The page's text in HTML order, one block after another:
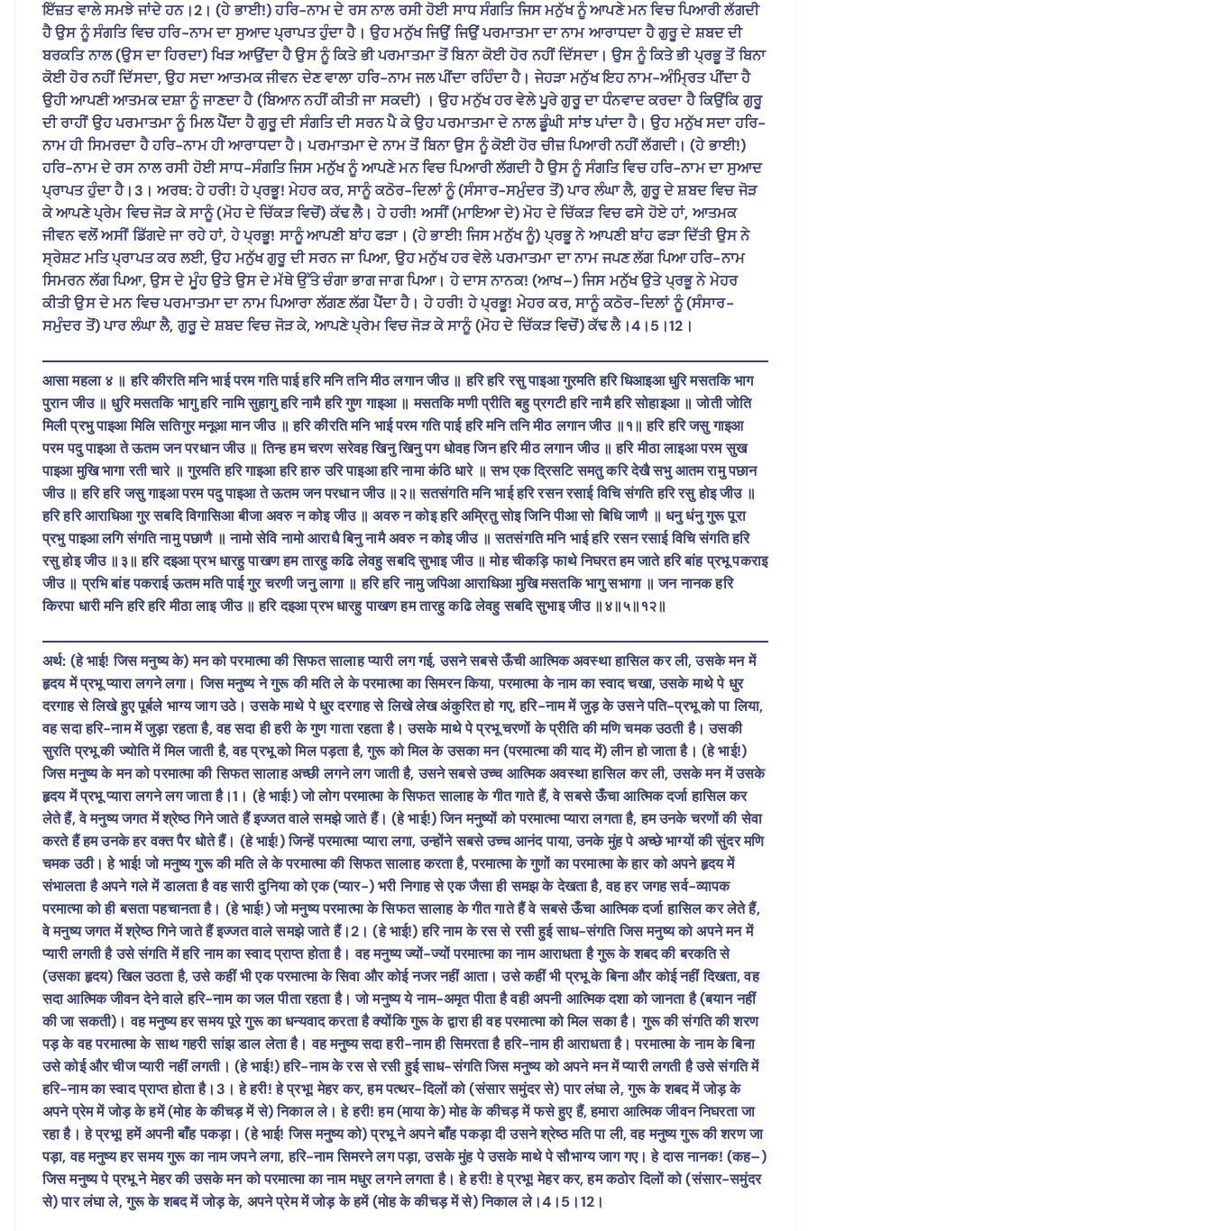
ਇੱਜ਼ਤ ਵਾਲੇ ਸਮਝੇ ਜਾਂਦੇ ਹਨ।2। (ਹੇ ਭਾਈ!) ਹਰਿ-ਨਾਮ ਦੇ ਰਸ ਨਾਲ ਰਸੀ ਹੋਈ ਸਾਧ ਸੰਗਤਿ ਜਿਸ ਮਨੁੱਖ ਨੂੰ ਆਪਣੇ ਮਨ ਵਿਚ ਪਿਆਰੀ ਲੱਗਦੀ
ਹੈ ਉਸ ਨੂੰ ਸੰਗਤਿ ਵਿਚ ਹਰਿ-ਨਾਮ ਦਾ ਸੁਆਦ ਪ੍ਰਾਪਤ ਹੁੰਦਾ ਹੈ। ਉਹ ਮਨੁੱਖ ਜਿਉਂ ਜਿਉਂ ਪਰਮਾਤਮਾ ਦਾ ਨਾਮ ਆਰਾਧਦਾ ਹੈ ਗੁਰੂ ਦੇ ਸ਼ਬਦ ਦੀ
ਬਰਕਤਿ ਨਾਲ (ਉਸ ਦਾ ਹਿਰਦਾ) ਖਿੜ ਆਉਂਦਾ ਹੈ ਉਸ ਨੂੰ ਕਿਤੇ ਭੀ ਪਰਮਾਤਮਾ ਤੋਂ ਬਿਨਾ ਕੋਈ ਹੋਰ ਨਹੀਂ ਦਿੱਸਦਾ। ਉਸ ਨੂੰ ਕਿਤੇ ਭੀ ਪ੍ਰਭੂ ਤੋਂ ਬਿਨਾ
ਕੋਈ ਹੋਰ ਨਹੀਂ ਦਿੱਸਦਾ, ਉਹ ਸਦਾ ਆਤਮਕ ਜੀਵਨ ਦੇਣ ਵਾਲਾ ਹਰਿ-ਨਾਮ ਜਲ ਪੀਂਦਾ ਰਹਿੰਦਾ ਹੈ। ਜੇਹੜਾ ਮਨੁੱਖ ਇਹ ਨਾਮ-ਅੰਮ੍ਰਿਤ ਪੀਂਦਾ ਹੈ
ਉਹੀ ਆਪਣੀ ਆਤਮਕ ਦਸ਼ਾ ਨੂੰ ਜਾਣਦਾ ਹੈ (ਬਿਆਨ ਨਹੀਂ ਕੀਤੀ ਜਾ ਸਕਦੀ) । ਉਹ ਮਨੁੱਖ ਹਰ ਵੇਲੇ ਪੂਰੇ ਗੁਰੂ ਦਾ ਧੰਨਵਾਦ ਕਰਦਾ ਹੈ ਕਿਉਂਕਿ ਗੁਰੂ
ਦੀ ਰਾਹੀਂ ਉਹ ਪਰਮਾਤਮਾ ਨੂੰ ਮਿਲ ਪੈਂਦਾ ਹੈ ਗੁਰੂ ਦੀ ਸੰਗਤਿ ਦੀ ਸਰਨ ਪੈ ਕੇ ਉਹ ਪਰਮਾਤਮਾ ਦੇ ਨਾਲ ਡੂੰਘੀ ਸਾਂਝ ਪਾਂਦਾ ਹੈ। ਉਹ ਮਨੁੱਖ ਸਦਾ ਹਰਿ-
ਨਾਮ ਹੀ ਸਿਮਰਦਾ ਹੈ ਹਰਿ-ਨਾਮ ਹੀ ਆਰਾਧਦਾ ਹੈ। ਪਰਮਾਤਮਾ ਦੇ ਨਾਮ ਤੋਂ ਬਿਨਾ ਉਸ ਨੂੰ ਕੋਈ ਹੋਰ ਚੀਜ਼ ਪਿਆਰੀ ਨਹੀਂ ਲੱਗਦੀ। (ਹੇ ਭਾਈ!)
ਹਰਿ-ਨਾਮ ਦੇ ਰਸ ਨਾਲ ਰਸੀ ਹੋਈ ਸਾਧ-ਸੰਗਤਿ ਜਿਸ ਮਨੁੱਖ ਨੂੰ ਆਪਣੇ ਮਨ ਵਿਚ ਪਿਆਰੀ ਲੱਗਦੀ ਹੈ ਉਸ ਨੂੰ ਸੰਗਤਿ ਵਿਚ ਹਰਿ-ਨਾਮ ਦਾ ਸੁਆਦ
ਪ੍ਰਾਪਤ ਹੁੰਦਾ ਹੈ।3। ਅਰਥ: ਹੇ ਹਰੀ! ਹੇ ਪ੍ਰਭੂ! ਮੇਹਰ ਕਰ, ਸਾਨੂੰ ਕਠੋਰ-ਦਿਲਾਂ ਨੂੰ (ਸੰਸਾਰ-ਸਮੁੰਦਰ ਤੋਂ) ਪਾਰ ਲੰਘਾ ਲੈ, ਗੁਰੂ ਦੇ ਸ਼ਬਦ ਵਿਚ ਜੋੜ
ਕੇ ਆਪਣੇ ਪ੍ਰੇਮ ਵਿਚ ਜੋੜ ਕੇ ਸਾਨੂੰ (ਮੋਹ ਦੇ ਚਿੱਕੜ ਵਿਚੋਂ) ਕੱਢ ਲੈ। ਹੇ ਹਰੀ! ਅਸੀਂ (ਮਾਇਆ ਦੇ) ਮੋਹ ਦੇ ਚਿੱਕੜ ਵਿਚ ਫਸੇ ਹੋਏ ਹਾਂ, ਆਤਮਕ
ਜੀਵਨ ਵਲੋਂ ਅਸੀਂ ਡਿੱਗਦੇ ਜਾ ਰਹੇ ਹਾਂ, ਹੇ ਪ੍ਰਭੂ! ਸਾਨੂੰ ਆਪਣੀ ਬਾਂਹ ਫੜਾ। (ਹੇ ਭਾਈ! ਜਿਸ ਮਨੁੱਖ ਨੂੰ) ਪ੍ਰਭੂ ਨੇ ਆਪਣੀ ਬਾਂਹ ਫੜਾ ਦਿੱਤੀ ਉਸ ਨੇ
ਸ੍ਰੇਸ਼ਟ ਮਤਿ ਪ੍ਰਾਪਤ ਕਰ ਲਈ, ਉਹ ਮਨੁੱਖ ਗੁਰੂ ਦੀ ਸਰਨ ਜਾ ਪਿਆ, ਉਹ ਮਨੁੱਖ ਹਰ ਵੇਲੇ ਪਰਮਾਤਮਾ ਦਾ ਨਾਮ ਜਪਣ ਲੱਗ ਪਿਆ ਹਰਿ-ਨਾਮ
ਸਿਮਰਨ ਲੱਗ ਪਿਆ, ਉਸ ਦੇ ਮੂੰਹ ਉਤੇ ਉਸ ਦੇ ਮੱਥੇ ਉੱਤੇ ਚੰਗਾ ਭਾਗ ਜਾਗ ਪਿਆ। ਹੇ ਦਾਸ ਨਾਨਕ! (ਆਖ–) ਜਿਸ ਮਨੁੱਖ ਉਤੇ ਪ੍ਰਭੂ ਨੇ ਮੇਹਰ
ਕੀਤੀ ਉਸ ਦੇ ਮਨ ਵਿਚ ਪਰਮਾਤਮਾ ਦਾ ਨਾਮ ਪਿਆਰਾ ਲੱਗਣ ਲੱਗ ਪੈਂਦਾ ਹੈ। ਹੇ ਹਰੀ! ਹੇ ਪ੍ਰਭੂ! ਮੇਹਰ ਕਰ, ਸਾਨੂੰ ਕਠੋਰ-ਦਿਲਾਂ ਨੂੰ (ਸੰਸਾਰ-
ਸਮੁੰਦਰ ਤੋਂ) ਪਾਰ ਲੰਘਾ ਲੈ, ਗੁਰੂ ਦੇ ਸ਼ਬਦ ਵਿਚ ਜੋੜ ਕੇ, ਆਪਣੇ ਪ੍ਰੇਮ ਵਿਚ ਜੋੜ ਕੇ ਸਾਨੂੰ (ਮੋਹ ਦੇ ਚਿੱਕੜ ਵਿਚੋਂ) ਕੱਢ ਲੈ।4।5।12।
आसा महला ४ ॥ हरि कीरति मनि भाई परम गति पाई हरि मनि तनि मीठ लगान जीउ ॥ हरि हरि रसु पाइआ गुरमति हरि धिआइआ धुरि मसतकि भाग
पुरान जीउ ॥ धुरि मसतकि भागु हरि नामि सुहागु हरि नामै हरि गुण गाइआ ॥ मसतकि मणी प्रीति बहु प्रगटी हरि नामै हरि सोहाइआ ॥ जोती जोति
मिली प्रभु पाइआ मिलि सतिगुर मनूआ मान जीउ ॥ हरि कीरति मनि भाई परम गति पाई हरि मनि तनि मीठ लगान जीउ ॥१॥ हरि हरि जसु गाइआ
परम पदु पाइआ ते ऊतम जन परधान जीउ ॥ तिन्ह हम चरण सरेवह खिनु खिनु पग धोवह जिन हरि मीठ लगान जीउ ॥ हरि मीठा लाइआ परम सुख
पाइआ मुखि भागा रती चारे ॥ गुरमति हरि गाइआ हरि हारु उरि पाइआ हरि नामा कंठि धारे ॥ सभ एक द्रिसटि समतु करि देखै सभु आतम रामु पछान
जीउ ॥ हरि हरि जसु गाइआ परम पदु पाइआ ते ऊतम जन परधान जीउ ॥२॥ सतसंगति मनि भाई हरि रसन रसाई विचि संगति हरि रसु होइ जीउ ॥
हरि हरि आराधिआ गुर सबदि विगासिआ बीजा अवरु न कोइ जीउ ॥ अवरु न कोइ हरि अम्रितु सोइ जिनि पीआ सो बिधि जाणै ॥ धनु धंनु गुरू पूरा
प्रभु पाइआ लगि संगति नामु पछाणै ॥ नामो सेवि नामो आराधै बिनु नामै अवरु न कोइ जीउ ॥ सतसंगति मनि भाई हरि रसन रसाई विचि संगति हरि
रसु होइ जीउ ॥३॥ हरि दइआ प्रभ धारहु पाखण हम तारहु कढि लेवहु सबदि सुभाइ जीउ ॥ मोह चीकड़ि फाथे निघरत हम जाते हरि बांह प्रभू पकराइ
जीउ ॥ प्रभि बांह पकराई ऊतम मति पाई गुर चरणी जनु लागा ॥ हरि हरि नामु जपिआ आराधिआ मुखि मसतकि भागु सभागा ॥ जन नानक हरि
किरपा धारी मनि हरि हरि मीठा लाइ जीउ ॥ हरि दइआ प्रभ धारहु पाखण हम तारहु कढि लेवहु सबदि सुभाइ जीउ ॥४॥५॥१२॥
अर्थ: (हे भाई! जिस मनुष्य के) मन को परमात्मा की सिफत सालाह प्यारी लग गई, उसने सबसे ऊँची आत्मिक अवस्था हासिल कर ली, उसके मन में
हृदय में प्रभू प्यारा लगने लगा। जिस मनुष्य ने गुरू की मति ले के परमात्मा का सिमरन किया, परमात्मा के नाम का स्वाद चखा, उसके माथे पे धुर
दरगाह से लिखे हुए पूर्बले भाग्य जाग उठे। उसके माथे पे धुर दरगाह से लिखे लेख अंकुरित हो गए, हरि-नाम में जुड़ के उसने पति-प्रभू को पा लिया,
वह सदा हरि-नाम में जुड़ा रहता है, वह सदा ही हरी के गुण गाता रहता है। उसके माथे पे प्रभू चरणों के प्रीति की मणि चमक उठती है। उसकी
सुरति प्रभू की ज्योति में मिल जाती है, वह प्रभू को मिल पड़ता है, गुरू को मिल के उसका मन (परमात्मा की याद में) लीन हो जाता है। (हे भाई!)
जिस मनुष्य के मन को परमात्मा की सिफत सालाह अच्छी लगने लग जाती है, उसने सबसे उच्च आत्मिक अवस्था हासिल कर ली, उसके मन में उसके
हृदय में प्रभू प्यारा लगने लग जाता है।1। (हे भाई!) जो लोग परमात्मा के सिफत सालाह के गीत गाते हैं, वे सबसे ऊँचा आत्मिक दर्जा हासिल कर
लेते हैं, वे मनुष्य जगत में श्रेष्ठ गिने जाते हैं इज्जत वाले समझे जाते हैं। (हे भाई!) जिन मनुष्यों को परमात्मा प्यारा लगता है, हम उनके चरणों की सेवा
करते हैं हम उनके हर वक्त पैर धोते हैं। (हे भाई!) जिन्हें परमात्मा प्यारा लगा, उन्होंने सबसे उच्च आनंद पाया, उनके मुंह पे अच्छे भाग्यों की सुंदर मणि
चमक उठी। हे भाई! जो मनुष्य गुरू की मति ले के परमात्मा की सिफत सालाह करता है, परमात्मा के गुणों का परमात्मा के हार को अपने हृदय में
संभालता है अपने गले में डालता है वह सारी दुनिया को एक (प्यार-) भरी निगाह से एक जैसा ही समझ के देखता है, वह हर जगह सर्व-व्यापक
परमात्मा को ही बसता पहचानता है। (हे भाई!) जो मनुष्य परमात्मा के सिफत सालाह के गीत गाते हैं वे सबसे ऊँचा आत्मिक दर्जा हासिल कर लेते हैं,
वे मनुष्य जगत में श्रेष्ठ गिने जाते हैं इज्जत वाले समझे जाते हैं।2। (हे भाई!) हरि नाम के रस से रसी हुई साध-संगति जिस मनुष्य को अपने मन में
प्यारी लगती है उसे संगति में हरि नाम का स्वाद प्राप्त होता है। वह मनुष्य ज्यों-ज्यों परमात्मा का नाम आराधता है गुरू के शबद की बरकति से
(उसका हृदय) खिल उठता है, उसे कहीं भी एक परमात्मा के सिवा और कोई नजर नहीं आता। उसे कहीं भी प्रभू के बिना और कोई नहीं दिखता, वह
सदा आत्मिक जीवन देने वाले हरि-नाम का जल पीता रहता है। जो मनुष्य ये नाम-अमृत पीता है वही अपनी आत्मिक दशा को जानता है (बयान नहीं
की जा सकती)। वह मनुष्य हर समय पूरे गुरू का धन्यवाद करता है क्योंकि गुरू के द्वारा ही वह परमात्मा को मिल सका है। गुरू की संगति की शरण
पड़ के वह परमात्मा के साथ गहरी सांझ डाल लेता है। वह मनुष्य सदा हरी-नाम ही सिमरता है हरि-नाम ही आराधता है। परमात्मा के नाम के बिना
उसे कोई और चीज प्यारी नहीं लगती। (हे भाई!) हरि-नाम के रस से रसी हुई साध-संगति जिस मनुष्य को अपने मन में प्यारी लगती है उसे संगति में
हरि-नाम का स्वाद प्राप्त होता है।3। हे हरी! हे प्रभू! मेहर कर, हम पत्थर-दिलों को (संसार समुंदर से) पार लंघा ले, गुरू के शबद में जोड़ के
अपने प्रेम में जोड़ के हमें (मोह के कीचड़ में से) निकाल ले। हे हरी! हम (माया के) मोह के कीचड़ में फसे हुए हैं, हमारा आत्मिक जीवन निघरता जा
रहा है। हे प्रभू! हमें अपनी बाँह पकड़ा। (हे भाई! जिस मनुष्य को) प्रभू ने अपने बाँह पकड़ा दी उसने श्रेष्ठ मति पा ली, वह मनुष्य गुरू की शरण जा
पड़ा, वह मनुष्य हर समय गुरू का नाम जपने लगा, हरि-नाम सिमरने लग पड़ा, उसके मुंह पे उसके माथे पे सौभाग्य जाग गए। हे दास नानक! (कह–)
जिस मनुष्य पे प्रभू ने मेहर की उसके मन को परमात्मा का नाम मधुर लगने लगता है। हे हरी! हे प्रभू! मेहर कर, हम कठोर दिलों को (संसार-समुंदर
से) पार लंघा ले, गुरू के शबद में जोड़ के, अपने प्रेम में जोड़ के हमें (मोह के कीचड़ में से) निकाल ले।4।5।12।